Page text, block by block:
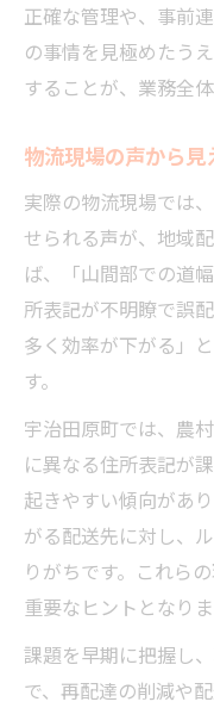
正確な管理や、事前
の事情を見極めたう
することが、業務全
物流現場の声から
実際の物流現場では
せられる声が、地域
ば、「山間部での道
所表記が不明瞭で誤
多く効率が下がる」
す。
宇治田原町では、農
に異なる住所表記が
起きやすい傾向があ
がる配送先に対し、
りがちです。これら
重要なヒントとなりま
課題を早期に把握し
で、再配達の削減や